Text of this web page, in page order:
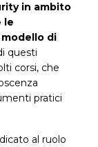
in ambito
le
di
questi
corsi, che
pratici
al ruolo